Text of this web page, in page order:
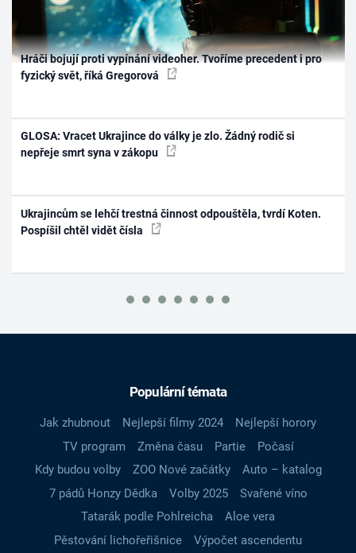
Hráči bojují proti vypínání videoher. Tvoříme precedent i pro
fyzický svět, říká Gregorová
GLOSA: Vracet Ukrajince do války je zlo. Žádný rodič si
nepřeje smrt syna v zákopu
Ukrajincům se lehčí trestná činnost odpouštěla, tvrdí Koten.
Pospíšil chtěl vidět čísla
Populární témata
Jak zhubnout Nejlepší filmy 2024
Nejlepší horory
TV program
Změna času Partie
Počasí
Kdy budou volby
ZOO Nové začátky
Auto – katalog
7 pádů Honzy Dědka
Volby 2025
Svařené víno
Tatarák podle Pohlreicha
Aloe vera
Pěstování lichořeřišnice
Výpočet ascendentu